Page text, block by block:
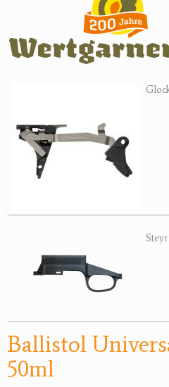
Zubehör
Bücher, Videos
Antikes
Ballistol
50ml